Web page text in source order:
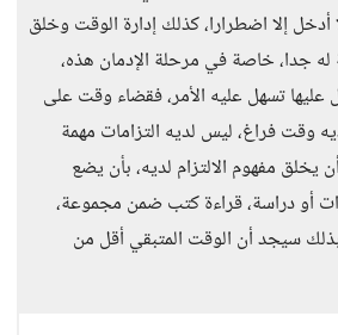
إلا اضطرارا، كذلك إدارة الوقت وخلق
له جدا، خاصة في مرحلة الإدمان هذه،
تسهل عليه الأمر، فقضاء وقت على
وقت فراغ، ليس لديه التزامات مهمة
يخلق مفهوم الالتزام لديه، بأن يضع
أو دراسة، قراءة كتب ضمن مجموعة،
سيجد أن الوقت المتبقي أقل من